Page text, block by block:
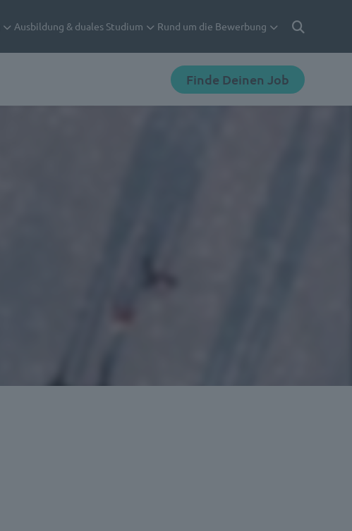
Ausbildung & duales Studium Rund um die Bewerbung
Finde Deinen Job